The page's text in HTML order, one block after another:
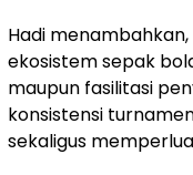
Hadi
ekosistem sepak
maupun fasilitasi
konsistensi
sekaligus